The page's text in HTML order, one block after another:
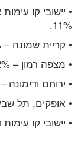
• יישובי קו
11%.
• קריית שמונה – 22%
• מצפה רמון – 22%
• ירוחם ודימונה – 18%
• אופקים, תל
• יישובי קו עימות